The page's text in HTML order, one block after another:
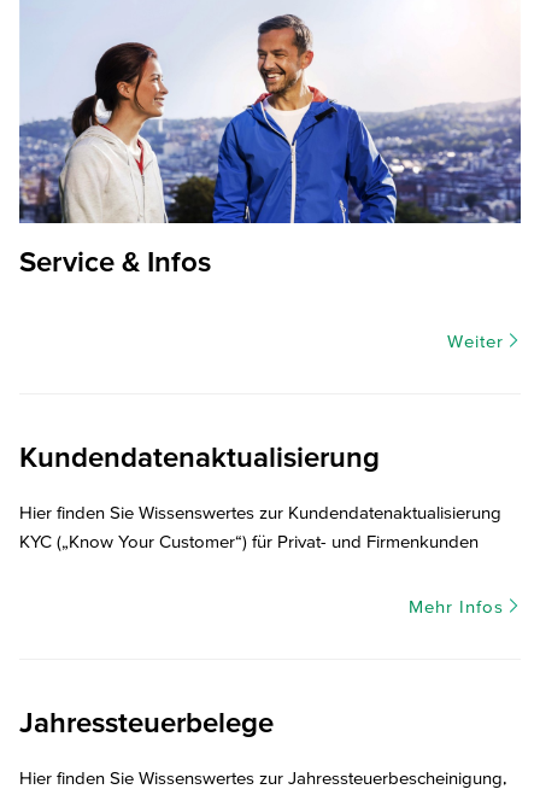
Service & Infos
Weiter
Kundendatenaktualisierung
Hier finden Sie Wissenswertes zur Kundendatenaktualisierung
KYC („Know Your Customer“) für Privat- und Firmenkunden
Mehr Infos
Jahressteuerbelege
Hier finden Sie Wissenswertes zur Jahressteuerbescheinigung,